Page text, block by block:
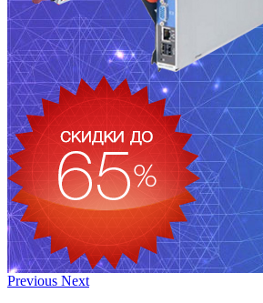
Previous Next